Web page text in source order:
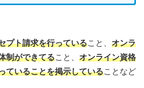
プト請求を行っていること、 オンラ
制ができてること、 オンライン資格
ていることを掲示していることなど